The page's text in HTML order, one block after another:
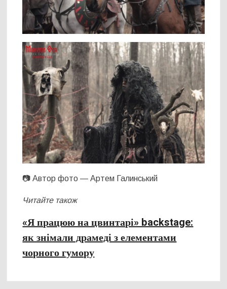
📷 Автор фото — Артем Галинський
Читайте також
«Я працюю на цвинтарі» backstage:
як знімали драмеді з елементами
чорного гумору